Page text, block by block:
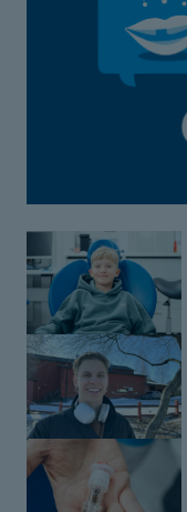
oikomishoito
alkaa
konsultaatiokäynnillä
Oikomishoito
kalvo-
oikominen
suoristi
hymyn
Hammasimplantti
ei